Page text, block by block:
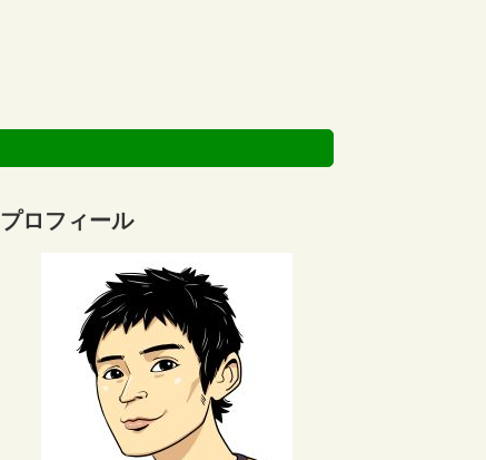
プロフィール